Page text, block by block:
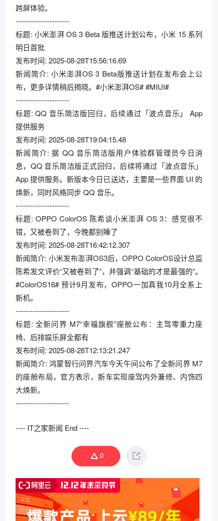
跨屏体验。
----------------------
标题: 小米澎湃 OS 3 Beta 版推送计划公布，小米 15 系列
明日首批
发布时间: 2025-08-28T15:56:16.69
新闻简介: 小米澎湃OS 3 Beta版推送计划在发布会上公
布，更多详情稍后揭晓。#小米澎湃OS# #MIUI#
----------------------
标题: QQ 音乐简洁版回归，后续通过「波点音乐」 App
提供服务
发布时间: 2025-08-28T19:04:15.48
新闻简介: 据 QQ 音乐简洁版用户体验群管理员今日消
息，QQ 音乐简洁版正式回归，后续将通过「波点音乐」
App 提供服务。新版本今日已送达，主要是一些界面 UI 的
焕新，同时风格同步 QQ 音乐。
----------------------
标题: OPPO ColorOS 陈希谈小米澎湃 OS 3：感觉很不
错，又被卷到了，今晚都别睡了
发布时间: 2025-08-28T16:42:12.307
新闻简介: 小米发布澎湃OS3后，OPPO ColorOS设计总监
陈希发文评价“又被卷到了”，并强调“基础的才是最强的”。
#ColorOS16# 预计9月发布，OPPO一加真我10月全系上
新机。
----------------------
标题: 全新问界 M7“幸福旗舰”座舱公布：主驾零重力座
椅、后排娱乐屏全都有
发布时间: 2025-08-28T12:13:21.247
新闻简介: 鸿蒙智行问界汽车今天午间公布了全新问界 M7
的座舱布局，官方表示，新车实现座驾内外兼修、内饰四
大焕新。
----------------------
---- IT之家新闻 End ----
0